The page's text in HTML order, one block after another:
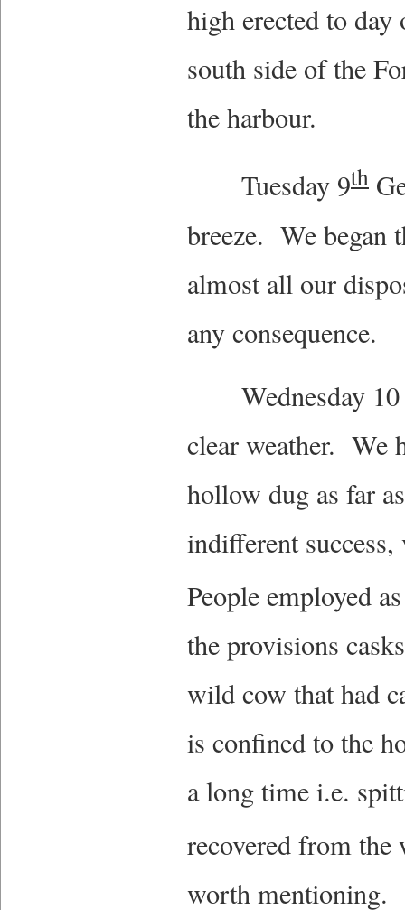
high erected to day
south side of the
the harbour.
Tuesday 9th
breeze. We began
almost all our
any consequence.
Wednesday 10
clear weather. We
hollow dug as far
indifferent
People employed
the provisions
wild cow that had
is confined to the
a long time i.e.
recovered from the
worth mentioning.